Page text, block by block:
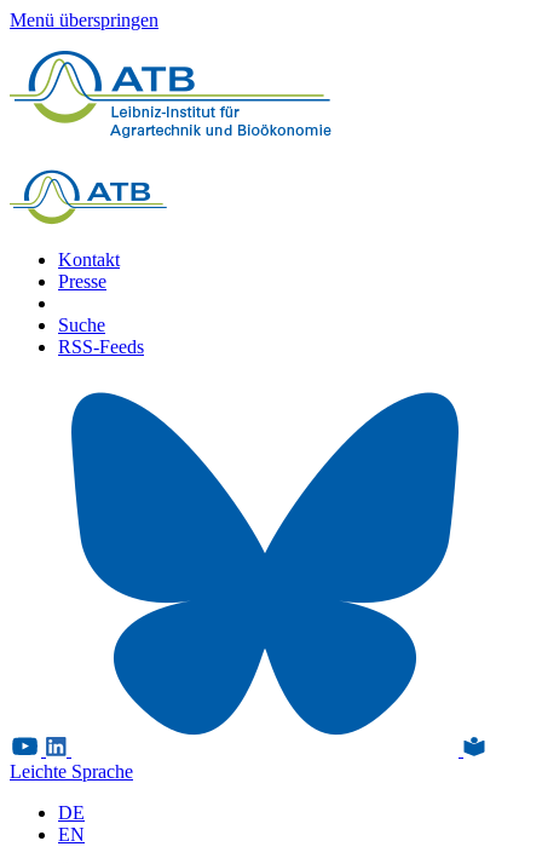
Menü überspringen
Kontakt
Presse
Suche
RSS-Feeds
Leichte Sprache
DE
EN